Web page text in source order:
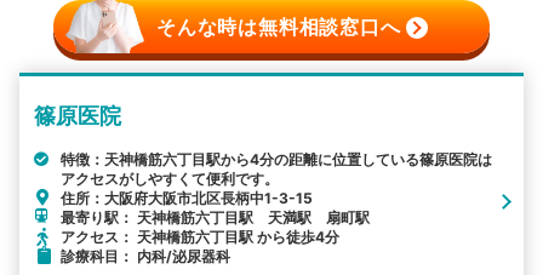
そんな時は無料相談窓口へ
篠原医院
特徴：天神橋筋六丁目駅から4分の距離に位置している篠原医院は
アクセスがしやすくて便利です。
住所：大阪府大阪市北区長柄中1-3-15
最寄り駅： 天神橋筋六丁目駅 天満駅 扇町駅
アクセス： 天神橋筋六丁目駅 から徒歩4分
診療科目： 内科/泌尿器科